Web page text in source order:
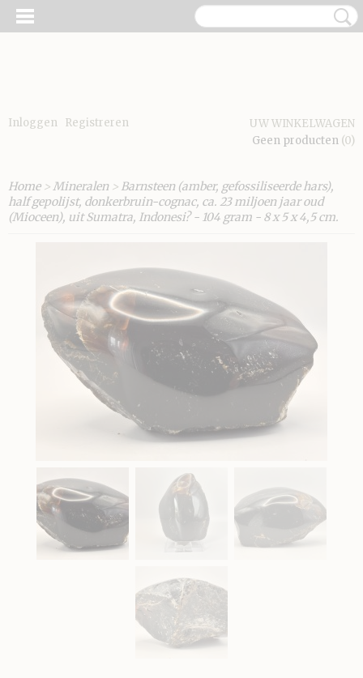
Inloggen Registreren
UW WINKELWAGEN
Geen producten (0)
Home>Mineralen > Barnsteen (amber, gefossiliseerde hars),
half gepolijst, donkerbruin-cognac, ca. 23 miljoen jaar oud
(Mioceen), uit Sumatra, Indonesi? - 104 gram - 8 x 5 x 4,5 cm.